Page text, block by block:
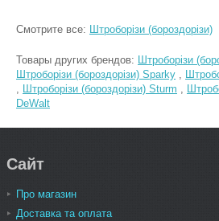
Смотрите все: Штроборізи (бороздорізи)
Товары других брендов: Штроборізи
Штроборізи (бороздорізи) Sparky ,
, Штроборізи (бороздорізи) Sturm ,
DeWalt
Сайт
Про магазин
Доставка та оплата